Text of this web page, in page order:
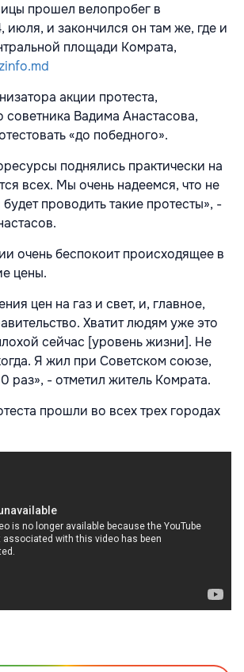
прошел велопробег в
июля, и закончился он там же, где и
площади Комрата,
акции протеста,
советника Вадима Анастасова,
«до победного».
поднялись практически на
всех. Мы очень надеемся, что не
будет проводить такие протесты», -
очень беспокоит происходящее в
цены.
цен на газ и свет, и, главное,
Хватит людям уже это
сейчас [уровень жизни]. Не
Я жил при Советском союзе,
раз», - отметил житель Комрата.
прошли во всех трех городах